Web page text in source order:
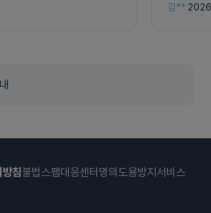
김**
침불법스팸대응센터 명의도용방지서비스